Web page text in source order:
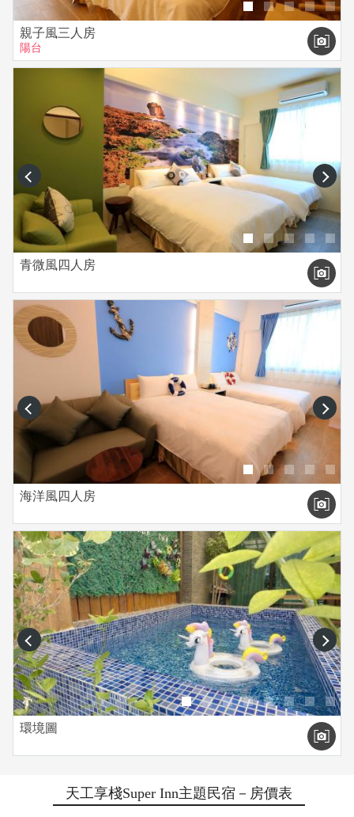
親子風三人房
陽台
prev next
青微風四人房
prev next
海洋風四人房
prev next
環境圖
天工享棧Super Inn主題民宿－房價表